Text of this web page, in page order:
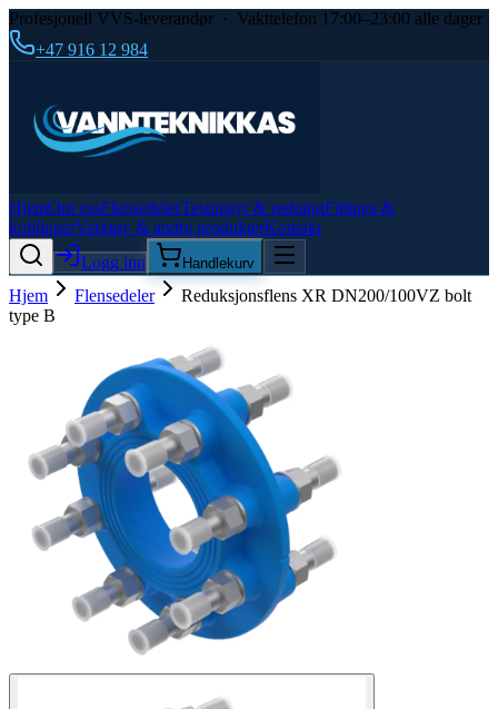
Profesjonell VVS-leverandør · Vakttelefon 17:00–23:00 alle dager
+47 916 12 984
HjemOm ossFlensedelerTestutstyr & redningFittings &
koblingerVerktøy & andre produkterKontakt
Logg inn
Handlekurv
Hjem Flensedeler
Reduksjonsflens XR DN200/100VZ bolt
type B